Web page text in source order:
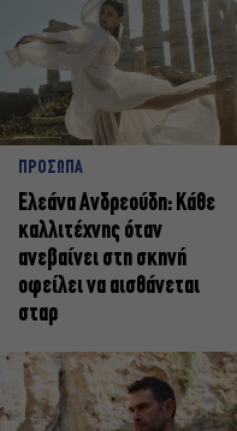
ΠΡΟΣΩΠΑ
Ελεάνα Ανδρεούδη: Κάθε
καλλιτέχνης όταν
ανεβαίνει στη σκηνή
οφείλει να αισθάνεται
σταρ